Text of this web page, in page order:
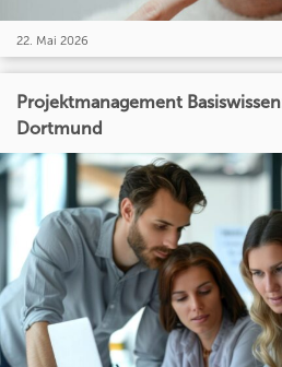
22. Mai 2026
Projektmanagement
Dortmund